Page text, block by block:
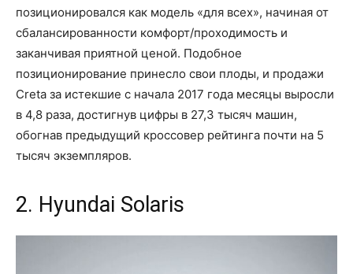
позиционировался как модель «для всех», начиная от
сбалансированности комфорт/проходимость и
заканчивая приятной ценой. Подобное
позиционирование принесло свои плоды, и продажи
Creta за истекшие с начала 2017 года месяцы выросли
в 4,8 раза, достигнув цифры в 27,3 тысяч машин,
обогнав предыдущий кроссовер рейтинга почти на 5
тысяч экземпляров.
2. Hyundai Solaris